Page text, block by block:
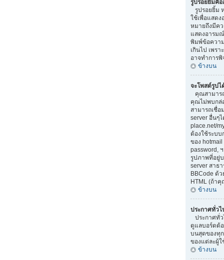
รูปรอยยิ้มคือ
รูปรอยยิ้ม
ใช้เพื่อแสดง
หมายถึงมีคว
แสดงอารม
พิมพ์ข้อควา
เกินไป เพร
อาจทำการ
ข้างบน
จะโพสต์รูปไ
คุณสามาร
คุณไม่พบกล่
สามารถเชื่อ
server อื่นๆ
place.net/
ต้องใช้ระบ
ของ
password,
รูปภาพที่อยู่
server สาธ
BBCode ด้
HTML (ถ้า
ข้างบน
ประกาศทั่วไ
ประกาศทั่
ดูแลบอร์ดต้
บนสุดของทุ
ของแต่ละผู้ใ
ข้างบน